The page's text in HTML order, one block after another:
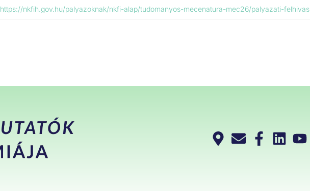
https://nkfih.gov.hu/palyazoknak/nkfi-alap/tudomanyos-mecenatura-mec26/palyazati-felhivas